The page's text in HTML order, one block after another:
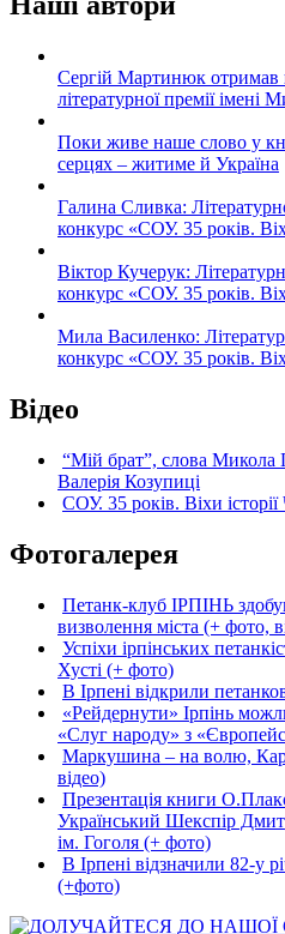
Сергій Мартинюк отримав
літературної премії
Поки живе наше слово у
серцях – житиме й Україна
Галина Сливка:
конкурс «СОУ. 35 років.
Віктор Кучерук:
конкурс «СОУ. 35 років.
Мила Василенко:
конкурс «СОУ. 35 років.
Відео
“Мій брат”, слова Микола
Валерія Козупиці
СОУ. 35 років. Віхи історії
Фотогалерея
Петанк-клуб ІРПІНЬ
визволення міста (+ фото,
Успіхи ірпінських
Хусті (+ фото)
В Ірпені відкрили
«Рейдернути» Ірпінь
«Слуг народу» з
Маркушина – на волю,
відео)
Презентація книги
Український Шекспір
ім. Гоголя (+ фото)
В Ірпені відзначили 82-у
(+фото)